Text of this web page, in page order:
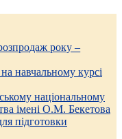
року –
навчальному курсі
національному
імені О.М. Бекетова
підготовки